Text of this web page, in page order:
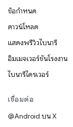
ข้อกำหนด
ดาวน์โหลด
แสดงพรีวิวไบนารี
อิมเมจเวอร์ชันโรงงาน
ไบนารีไดรเวอร์
เชื่อมต่อ
@Android บน X